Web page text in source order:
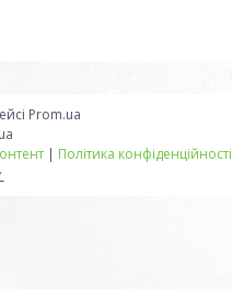
Prom.ua
| Політика конфіденційності